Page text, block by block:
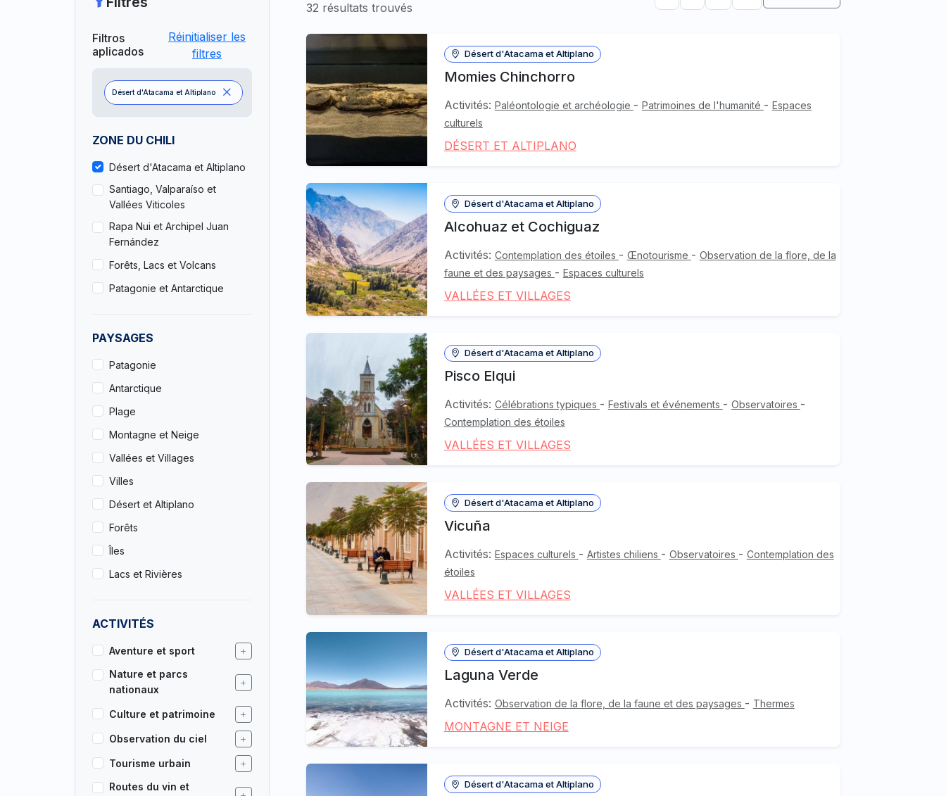
Filtros
aplicados
Réinitialiser les
filtres
Désert d'Atacama et Altiplano
ZONE DU CHILI
Désert d'Atacama et Altiplano
Santiago, Valparaíso et
Vallées Viticoles
Rapa Nui et Archipel Juan
Fernández
Forêts, Lacs et Volcans
Patagonie et Antarctique
PAYSAGES
Patagonie
Antarctique
Plage
Montagne et Neige
Vallées et Villages
Villes
Désert et Altiplano
Forêts
Îles
Lacs et Rivières
ACTIVITÉS
Aventure et sport
Nature et parcs
nationaux
Culture et patrimoine
Observation du ciel
Tourisme urbain
Routes du vin et
32 résultats trouvés
Désert d'Atacama et Altiplano
Momies Chinchorro
Activités: Paléontologie et archéologie - Patrimoines de l'humanité - Espaces
culturels
DÉSERT ET ALTIPLANO
Désert d'Atacama et Altiplano
Alcohuaz et Cochiguaz
Activités: Contemplation des étoiles - Œnotourisme - Observation de la flore, de la
faune et des paysages - Espaces culturels
VALLÉES ET VILLAGES
Désert d'Atacama et Altiplano
Pisco Elqui
Activités: Célébrations typiques - Festivals et événements - Observatoires -
Contemplation des étoiles
VALLÉES ET VILLAGES
Désert d'Atacama et Altiplano
Vicuña
Activités: Espaces culturels - Artistes chiliens - Observatoires - Contemplation des
étoiles
VALLÉES ET VILLAGES
Désert d'Atacama et Altiplano
Laguna Verde
Activités: Observation de la flore, de la faune et des paysages - Thermes
MONTAGNE ET NEIGE
Désert d'Atacama et Altiplano